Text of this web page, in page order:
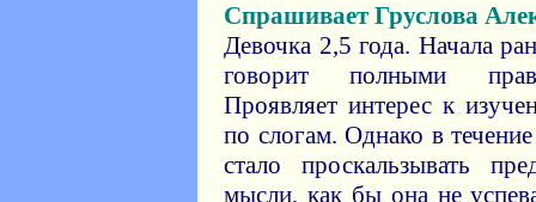
Спрашивает Груслова
Девочка 2,5 года. Начала
говорит полными
Проявляет интерес к
по слогам. Однако в
стало проскальзывать
мысли, как бы она не